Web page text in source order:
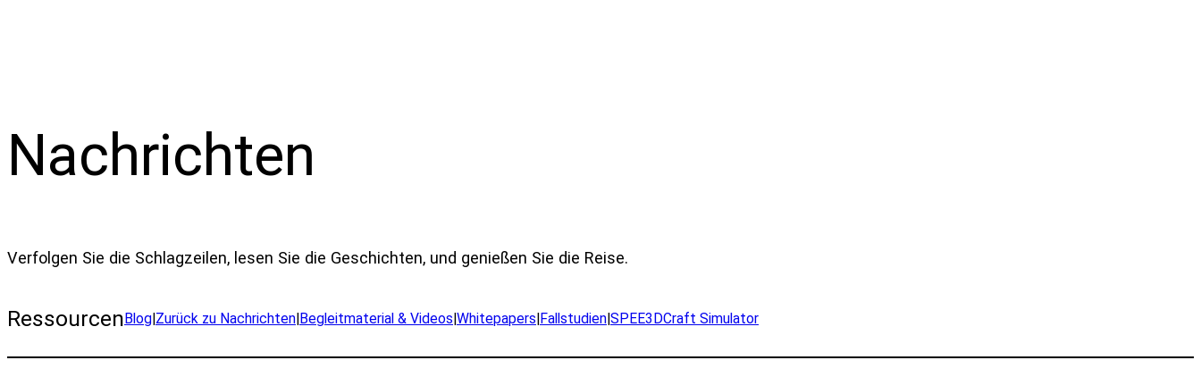
Nachrichten
Verfolgen Sie die Schlagzeilen, lesen Sie die Geschichten, und genießen Sie die Reise.
RessourcenBlog|Zurück zu Nachrichten|Begleitmaterial & Videos|Whitepapers|Fallstudien|SPEE3DCraft Simulator